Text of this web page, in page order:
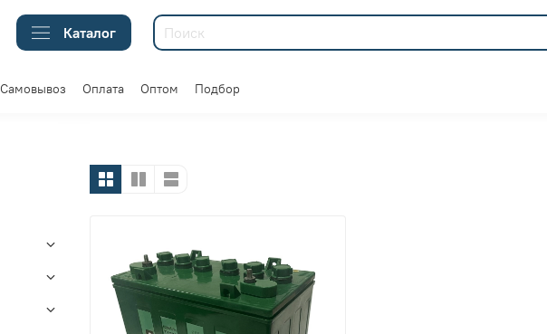
Каталог
Самовывоз Оплата Оптом Подбор